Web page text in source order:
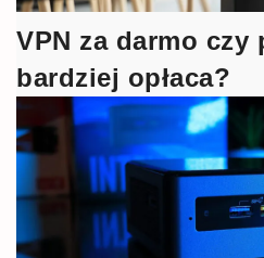
VPN za darmo czy
bardziej opłaca?